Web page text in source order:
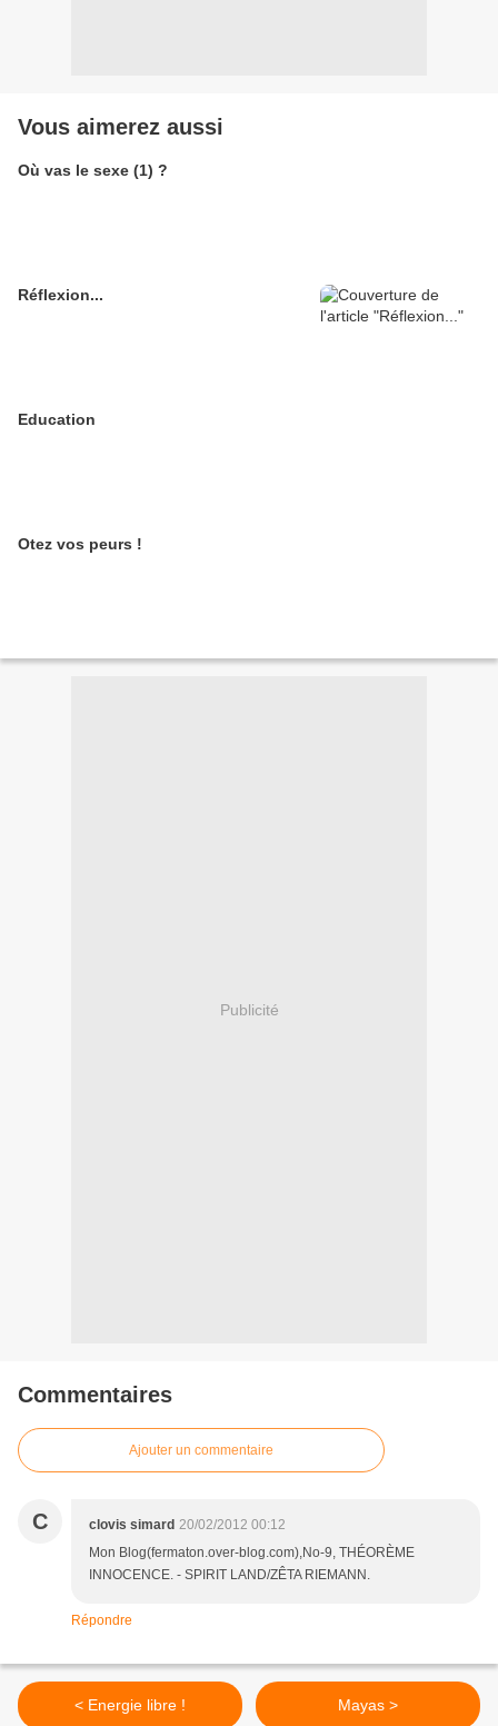
Vous aimerez aussi
Où vas le sexe (1) ?
Réflexion...
Education
Otez vos peurs !
Publicité
Commentaires
Ajouter un commentaire
C clovis simard 20/02/2012 00:12
Mon Blog(fermaton.over-blog.com),No-9, THÉORÈME
INNOCENCE. - SPIRIT LAND/ZÊTA RIEMANN.
Répondre
< Energie libre ! Mayas >